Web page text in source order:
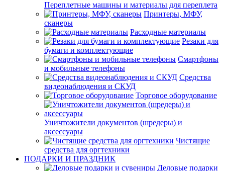
Переплетные машины и материалы для переплета
Принтеры, МФУ,
сканеры
Расходные материалы
Резаки для
бумаги и комплектующие
Смартфоны
и мобильные телефоны
Средства
видеонаблюдения и СКУД
Торговое оборудование
Уничтожители документов (шредеры) и
аксессуары
Чистящие
средства для оргтехники
ПОДАРКИ И ПРАЗДНИК
Деловые подарки